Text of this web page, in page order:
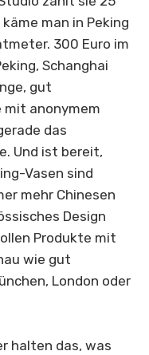
man in Peking
300 Euro im
Schanghai
gut
anonymem
das
Und ist bereit,
Vasen sind
mehr Chinesen
Design
Produkte mit
wie gut
London oder
halten das, was